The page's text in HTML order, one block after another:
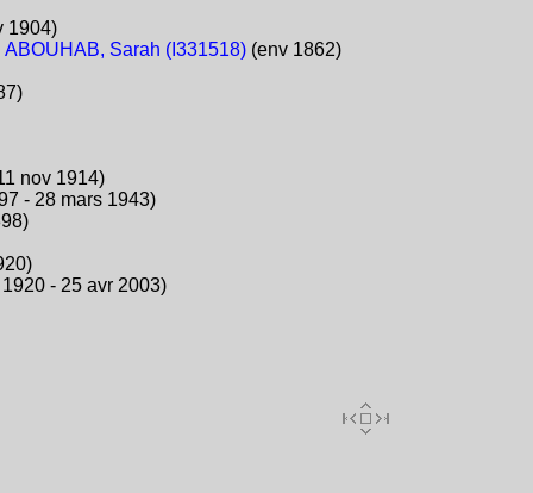
1904)
ABOUHAB, Sarah (I331518)(env 1862)
nov 1914)
- 28 mars 1943)
- 25 avr 2003)